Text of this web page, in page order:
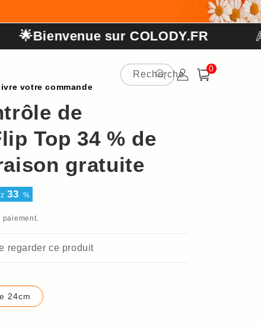
🌟Bienvenue sur COLODY.FR
votre commande
Recherche
ConnexionPanier
0
0 article
de
Top 34 % de
gratuite
33 %
paiement.
regarder ce produit
24cm